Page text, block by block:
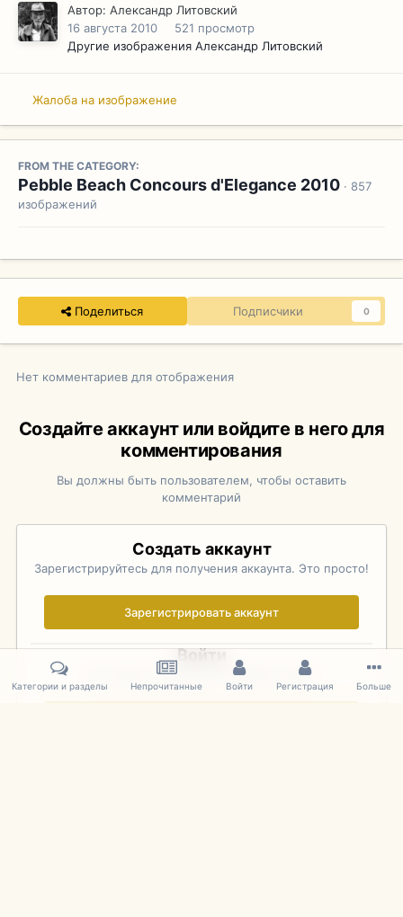
Автор: Александр Литовский
16 августа 2010
521 просмотр
Другие изображения Александр Литовский
Жалоба на изображение
FROM THE CATEGORY:
Pebble Beach Concours d'Elegance 2010 · 857
изображений
Поделиться Подписчики 0
Нет комментариев для отображения
Создайте аккаунт или войдите в него для
комментирования
Вы должны быть пользователем, чтобы оставить
комментарий
Создать аккаунт
Зарегистрируйтесь для получения аккаунта. Это просто!
Зарегистрировать аккаунт
Войти
Уже зарегистрированы? Войдите здесь.
Категории и разделы Непрочитанные Войти Регистрация Больше